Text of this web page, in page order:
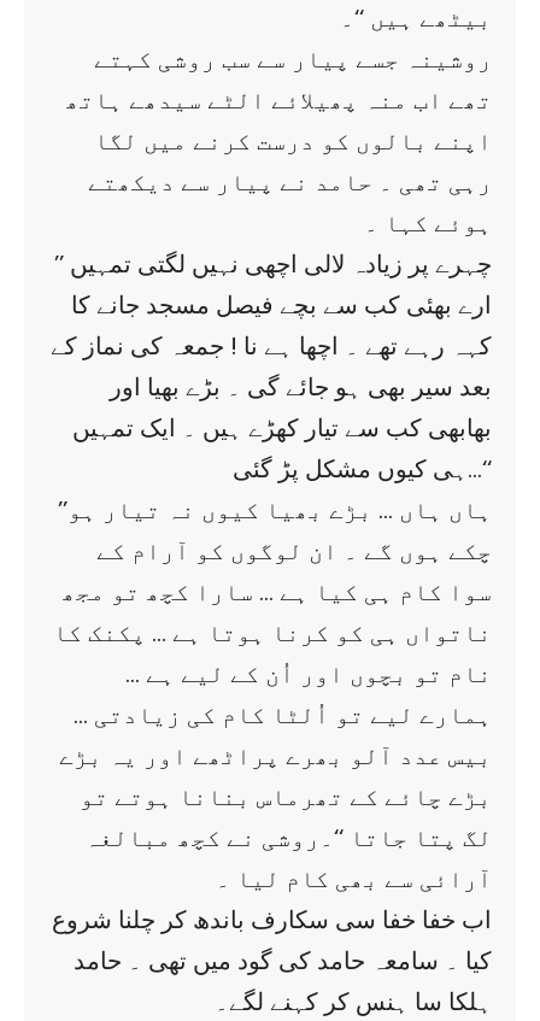
بیٹھے ہیں ‘‘۔
روشینہ جسے پیار سے سب روشی کہتے
تھے اب منہ پھیلائے الٹے سیدھے ہاتھ
اپنے بالوں کو درست کرنے میں لگا
رہی تھی ۔ حامد نے پیار سے دیکھتے
ہوئے کہا ۔
’’ چہرے پر زیادہ لالی اچھی نہیں لگتی تمہیں
ارے بھئی کب سے بچے فیصل مسجد جانے کا
کہہ رہے تھے ۔ اچھا ہے نا ! جمعہ کی نماز کے
بعد سیر بھی ہو جائے گی ۔ بڑے بھیا اور
بھابھی کب سے تیار کھڑے ہیں ۔ ایک تمہیں
ہی کیوں مشکل پڑ گئی…‘‘
’’ہاں ہاں … بڑے بھیا کیوں نہ تیار ہو
چکے ہوں گے ۔ ان لوگوں کو آرام کے
سوا کام ہی کیا ہے … سارا کچھ تو مجھ
ناتواں ہی کو کرنا ہوتا ہے … پکنک کا
نام تو بچوں اور اُن کے لیے ہے …
ہمارے لیے تو اُلٹا کام کی زیادتی …
بیس عدد آلو بھرے پراٹھے اور یہ بڑے
بڑے چائے کے تھرماس بنانا ہوتے تو
لگ پتا جاتا ‘‘۔روشی نے کچھ مبالغہ
آرائی سے بھی کام لیا ۔
اب خفا خفا سی سکارف باندھ کر چلنا شروع
کیا ۔ سامعہ حامد کی گود میں تھی ۔ حامد
ہلکا سا ہنس کر کہنے لگے۔